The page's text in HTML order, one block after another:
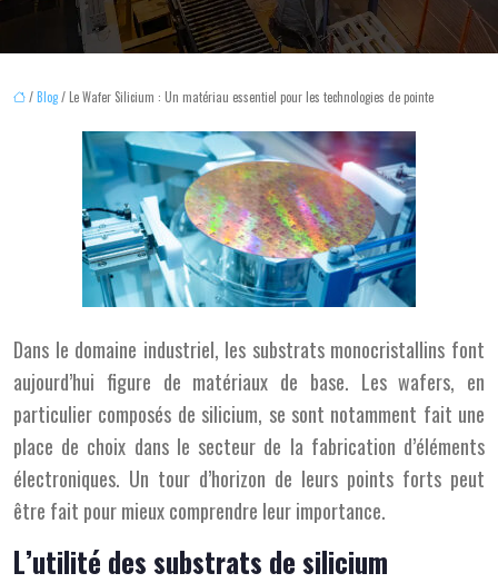
/Blog/ Le Wafer Silicium : Un matériau essentiel pour les technologies de pointe
Dans le domaine industriel, les substrats monocristallins font
aujourd’hui figure de matériaux de base. Les wafers, en
particulier composés de silicium, se sont notamment fait une
place de choix dans le secteur de la fabrication d’éléments
électroniques. Un tour d’horizon de leurs points forts peut
être fait pour mieux comprendre leur importance.
L’utilité des substrats de silicium